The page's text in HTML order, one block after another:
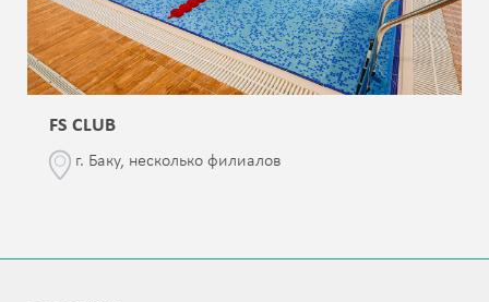
FS CLUB
г. Баку, несколько филиалов